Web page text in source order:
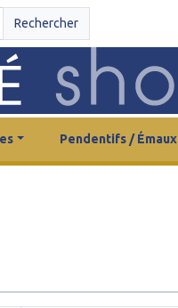
Rechercher
Pendentifs / Émaux